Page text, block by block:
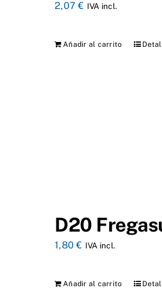
2,07€ IVA incl.
Añadir al carrito
D20
1,80€ IVA incl.
Añadir al carrito